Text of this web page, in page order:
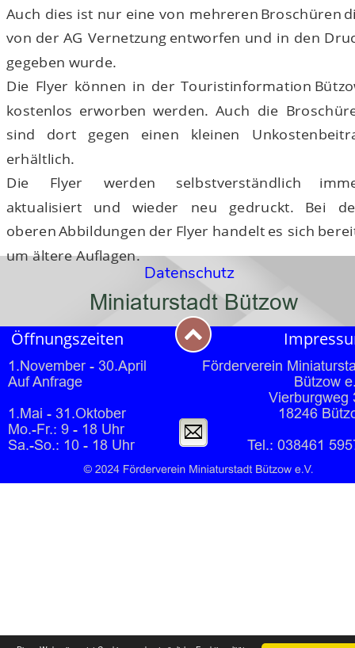
Auch dies ist nur eine von mehreren Broschüren
von der AG Vernetzung entworfen und in den
gegeben wurde.
Die Flyer können in der Touristinformation
kostenlos erworben werden. Auch die
sind
dort gegen einen kleinen
erhältlich.
Die
Flyer werden selbstverständlich
aktualisiert
und wieder neu gedruckt. Bei
oberenAbbildungen der Flyer handelt es sich
um ältere Auflagen.
Miniaturstadt Bützow
Öffnungszeiten
Förderverein
Bützow
Vierburgweg
18246
Tel.: 038461
1.November - 30.April
Auf Anfrage
1.Mai - 31.Oktober
Mo.-Fr.: 9 - 18 Uhr
Sa.-So.: 10 - 18 Uhr
Datenschutz